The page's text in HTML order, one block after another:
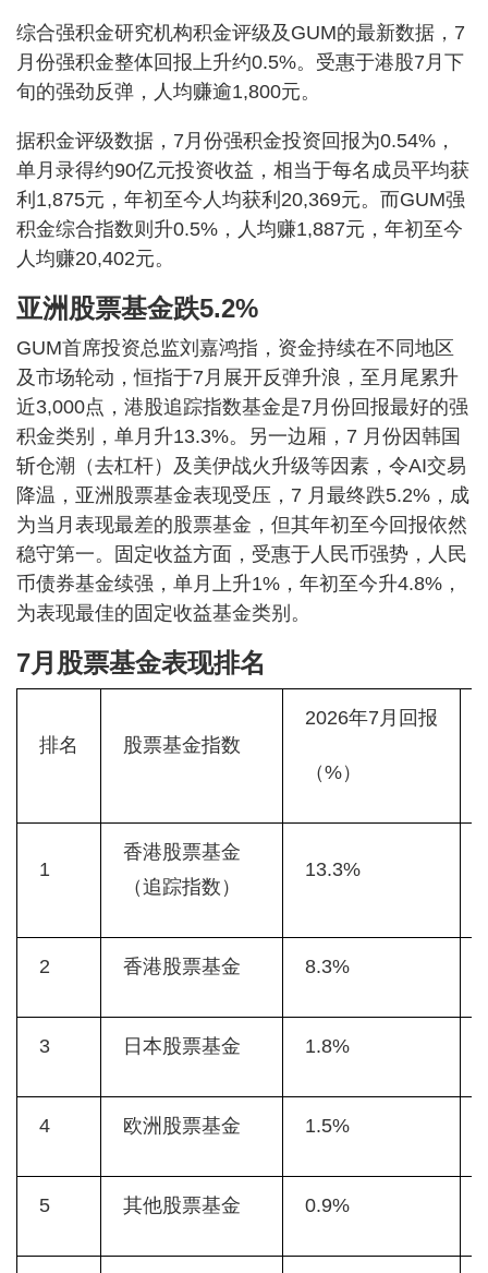
综合强积金研究机构积金评级及GUM的最新数据，7
月份强积金整体回报上升约0.5%。受惠于港股7月下
旬的强劲反弹，人均赚逾1,800元。
据积金评级数据，7月份强积金投资回报为0.54%，
单月录得约90亿元投资收益，相当于每名成员平均获
利1,875元，年初至今人均获利20,369元。而GUM强
积金综合指数则升0.5%，人均赚1,887元，年初至今
人均赚20,402元。
亚洲股票基金跌5.2%
GUM首席投资总监刘嘉鸿指，资金持续在不同地区
及市场轮动，恒指于7月展开反弹升浪，至月尾累升
近3,000点，港股追踪指数基金是7月份回报最好的强
积金类别，单月升13.3%。另一边厢，7 月份因韩国
斩仓潮（去杠杆）及美伊战火升级等因素，令AI交易
降温，亚洲股票基金表现受压，7 月最终跌5.2%，成
为当月表现最差的股票基金，但其年初至今回报依然
稳守第一。固定收益方面，受惠于人民币强势，人民
币债券基金续强，单月上升1%，年初至今升4.8%，
为表现最佳的固定收益基金类别。
7月股票基金表现排名
排名 股票基金指数
2026年7月回报
（%）
1
香港股票基金
（追踪指数）
13.3%
2 香港股票基金 8.3%
3 日本股票基金 1.8%
4 欧洲股票基金 1.5%
5 其他股票基金 0.9%